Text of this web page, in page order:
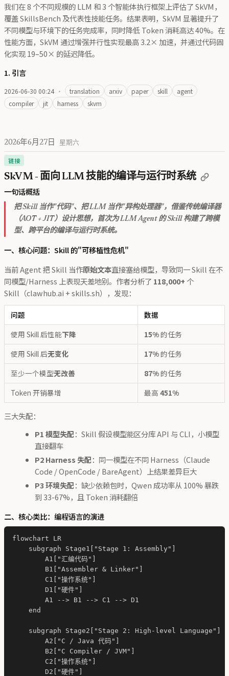
我们在 8 个不同规模的 LLM 和 3 个智能体执行框架上评估了 SkVM，
覆盖 SkillsBench 及代表性技能任务。结果表明，SkVM 显著提升了
不同模型与环境下的任务完成率，同时降低 Token 消耗高达 40%。在
性能方面，SkVM 通过增强并行性实现最高 3.2× 加速，并通过代码固
化实现 19–50× 的延迟降低。
1. 引言
2026-06-30 00:24 · translation arxiv paper skill
agent
compiler
jit harness skvm
2026年6月27日 星期六
链接
SkVM - 面向 LLM 技能的编译与运行时系统
一句话概括
把 Skill 当作"代码"、把 LLM 当作"异构处理器"，借鉴传统编译器
（AOT + JIT）设计思想，首次为 LLM Agent 的 Skill 构建了跨模
型、跨平台的编译与运行时系统。
一、核心问题：Skill 的"可移植性危机"
当前 Agent 把 Skill 当作原始文本直接塞给模型，导致同一 Skill 在不
同模型/Harness 上表现天差地别。作者分析了 118,000+ 个
Skill（clawhub.ai + skills.sh），发现：
问题
数据
使用 Skill 后性能下降 15%的任务
使用 Skill 后无变化 17%的任务
至少一个模型无改善 87%的任务
Token 开销暴增
最高 451%
三大失配：
P1 模型失配：Skill 假设模型能区分库 API 与 CLI，小模型
直接翻车
P2 Harness 失配：同一模型在不同 Harness（Claude
Code / OpenCode / BareAgent）上结果差异巨大
P3 环境失配：缺少依赖包时，Qwen 成功率从 100% 暴跌
到 33-67%，且 Token 消耗翻倍
二、核心类比：编程语言的演进
flowchart LR
    subgraph Stage1["Stage 1: Assembly"]
        A1["汇编代码"]
        B1["Assembler & Linker"]
        C1["操作系统"]
        D1["硬件"]
        A1 --> B1 --> C1 --> D1
    end
    subgraph Stage2["Stage 2: High-level Language"]
        A2["C / Java 代码"]
        B2["C Compiler / JVM"]
        C2["操作系统"]
        D2["硬件"]